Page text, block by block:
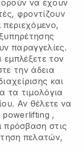
να έχουν
φροντίζουν
παραγγελίες.
τον
την άδεια
και
τα τιμολόγια
Αν θέλετε να
powerlifting ,
πρόσβαση στις
πελατών,